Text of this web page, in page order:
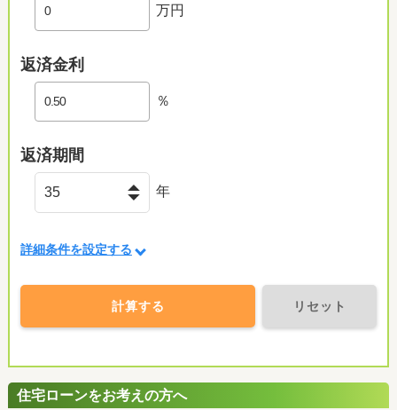
万円
返済金利
％
返済期間
年
詳細条件を設定する
計算する リセット
住宅ローンをお考えの方へ